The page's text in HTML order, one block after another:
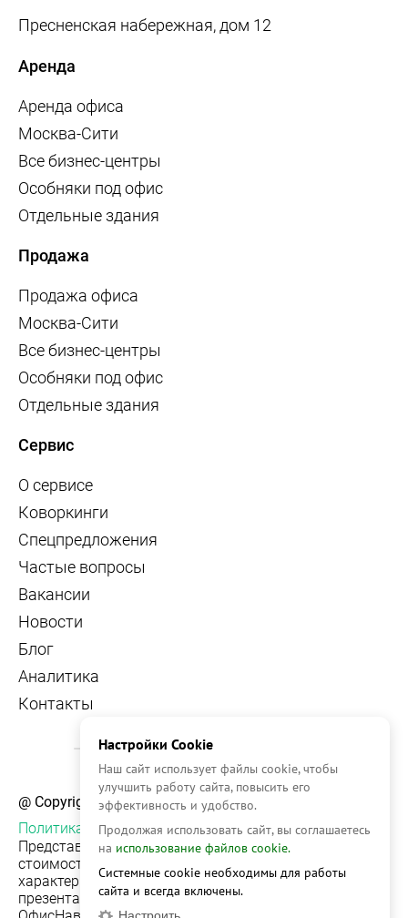
Пресненская набережная, дом 12
Аренда
Аренда офиса
Москва-Сити
Все бизнес-центры
Особняки под офис
Отдельные здания
Продажа
Продажа офиса
Москва-Сити
Все бизнес-центры
Особняки под офис
Отдельные здания
Сервис
О сервисе
Коворкинги
Спецпредложения
Частые вопросы
Вакансии
Новости
Блог
Аналитика
Контакты
@ Copyright, 2026 OFFICE NAVIGATOR
Политика конфиденциальности
Представленная на сайте информация, в т.ч.
стоимости объектов, носит информационный
характер и не является публичной офертой. Условия
презентации объекта недвижимости на сервисе
Настройки Cookie
Наш сайт использует файлы cookie, чтобы
улучшить работу сайта, повысить его
эффективность и удобство.
Продолжая использовать сайт, вы соглашаетесь
на использование файлов cookie.
Системные cookie необходимы для работы
сайта и всегда включены.